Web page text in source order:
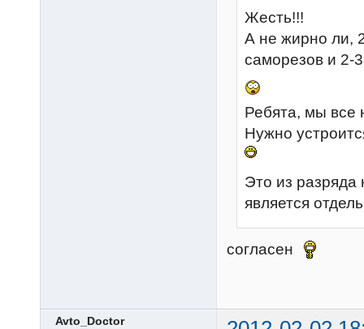
Жесть!!!
А не жирно ли,
саморезов и 2-
Ребята, мы все
Нужно
Это из разряда
является
согласен
Avto_Doctor